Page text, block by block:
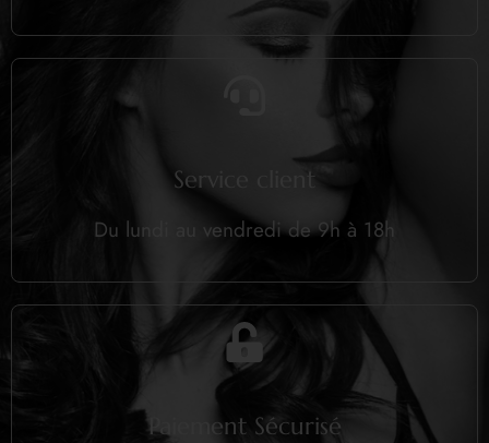
Service client
Du lundi au vendredi de 9h à 18h
Paiement Sécurisé